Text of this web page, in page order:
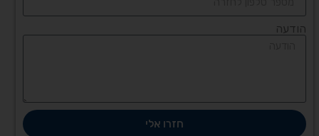
הודעה
חזרו אלי